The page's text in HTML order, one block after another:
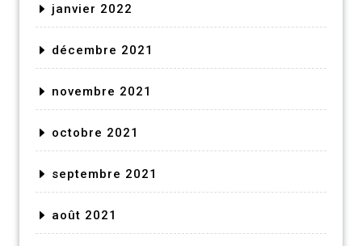
janvier 2022
décembre 2021
novembre 2021
octobre 2021
septembre 2021
août 2021